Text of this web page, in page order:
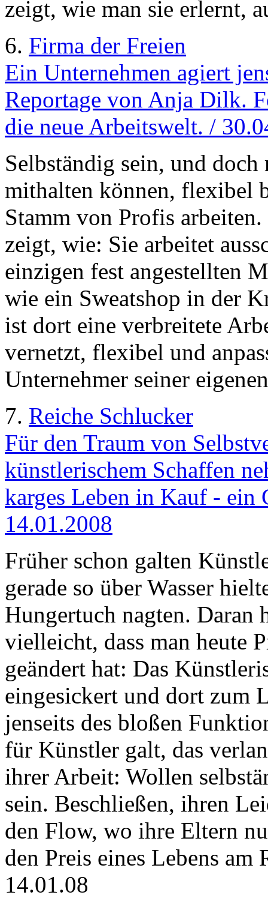
zeigt, wie man sie erlernt,
6. Firma der Freien
Ein Unternehmen agiert
Reportage von Anja Dilk.
die neue Arbeitswelt. /
Selbständig sein, und
mithalten können, flexibel
Stamm von Profis
zeigt, wie: Sie arbeitet
einzigen fest angestellten
wie ein Sweatshop in der
ist dort eine verbreitete
vernetzt, flexibel und
Unternehmer seiner
7. Reiche Schlucker
Für den Traum von
künstlerischem Schaffen
karges Leben in Kauf - ein
14.01.2008
Früher schon galten
gerade so über Wasser
Hungertuch nagten. Daran
vielleicht, dass man heute
geändert hat: Das
eingesickert und dort zum
jenseits des bloßen
für Künstler galt, das
ihrer Arbeit: Wollen
sein. Beschließen, ihren
den Flow, wo ihre Eltern
den Preis eines Lebens
14.01.08